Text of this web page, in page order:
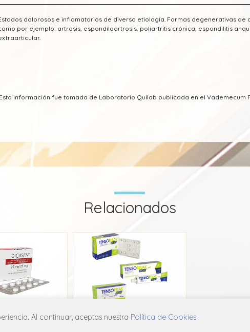
dolorosos e inflamatorios de diversa etiología. Formas degenerativas
por ejemplo: artrosis, espondiloartrosis, poliartritis crónica, espondilitis
información fue tomada de Laboratorio Quilab publicada en el Vademecum
Relacionados
Tensorelax Diclo
Al continuar, aceptas nuestra Política de Cookies.